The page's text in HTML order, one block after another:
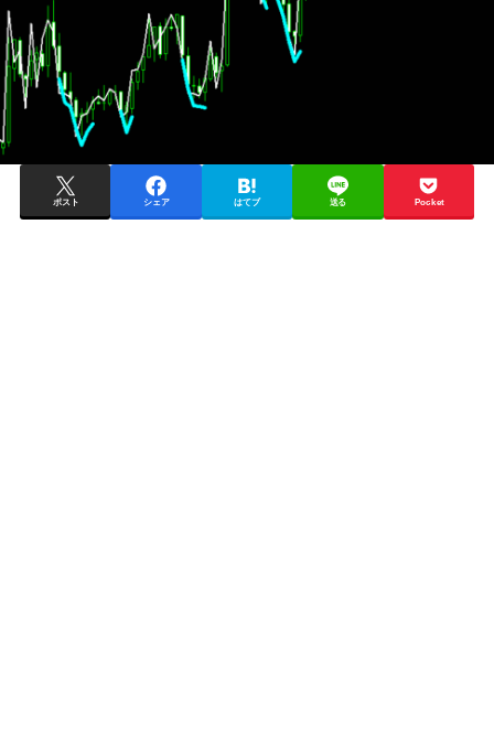
ポスト シェア はてブ 送る Pocket